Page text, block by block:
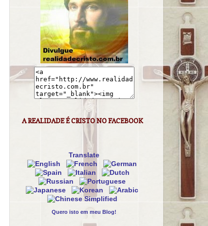
A REALIDADE É CRISTO NO FACEBOOK
Translate
Quero isto em meu Blog!